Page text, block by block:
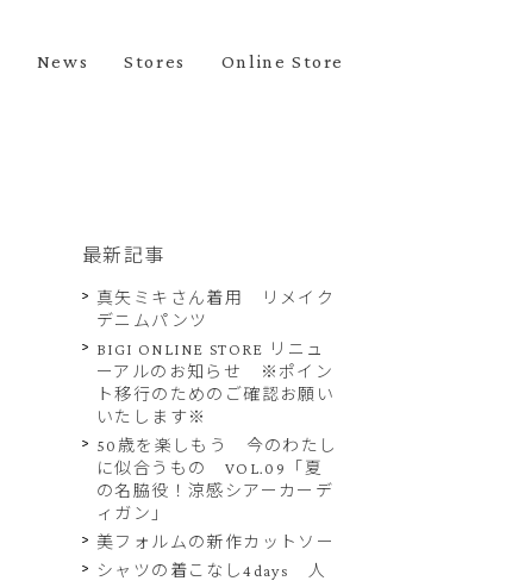
News Stores Online Store
最新記事
真矢ミキさん着用 リメイク
デニムパンツ
BIGI ONLINE STORE リニュ
ーアルのお知らせ ※ポイン
ト移行のためのご確認お願い
いたします※
50歳を楽しもう 今のわたし
に似合うもの VOL.09「夏
の名脇役！涼感シアーカーデ
ィガン」
美フォルムの新作カットソー
シャツの着こなし4days 人